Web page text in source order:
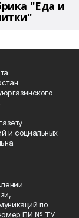
"Еда и
и социальных
по
номер ПИ № ТУ